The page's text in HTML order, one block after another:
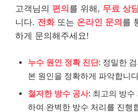
고객님의 편의 를 위해, 무료 상
니다. 전화또는 온라인 문의 를
하게 문의해주세요!
누수 원인 정확 진단: 정밀한
본 원인을 정확하게 파악합니
철저한 방수 공사: 최고의 방수
하여 완벽한 방수 처리를 진행